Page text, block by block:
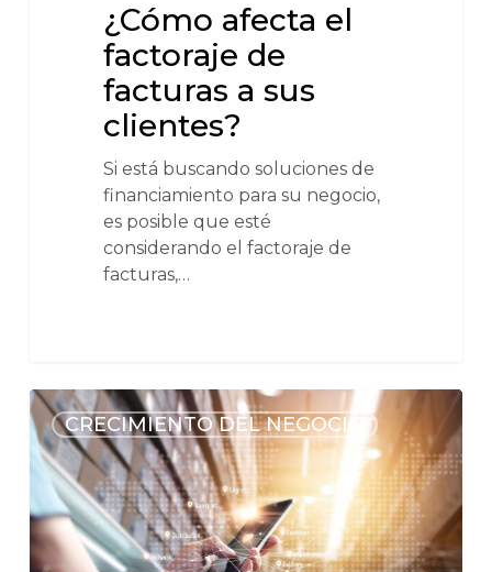
¿Cómo afecta el
factoraje de
facturas a sus
clientes?
Si está buscando soluciones de
financiamiento para su negocio,
es posible que esté
considerando el factoraje de
facturas,…
CRECIMIENTO DEL NEGOCIO